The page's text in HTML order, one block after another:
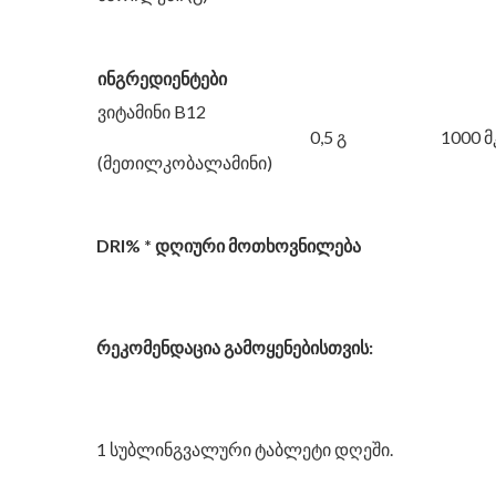
ინგრედიენტები
ვიტამინი B12
(მეთილკობალამინი)
0,5 გ 1000
DRI% * დღიური მოთხოვნილება
რეკომენდაცია გამოყენებისთვის:
1 სუბლინგვალური ტაბლეტი დღეში.